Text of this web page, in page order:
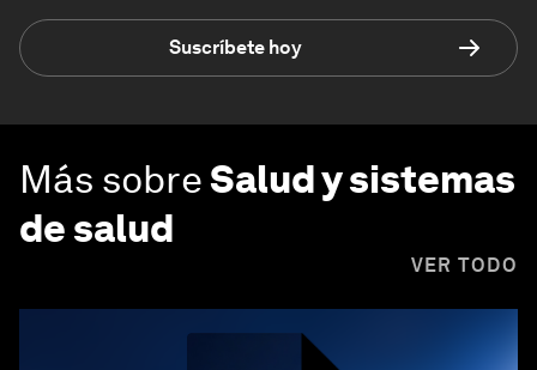
Suscríbete hoy
Más sobreSalud y sistemas
de salud
VER TODO